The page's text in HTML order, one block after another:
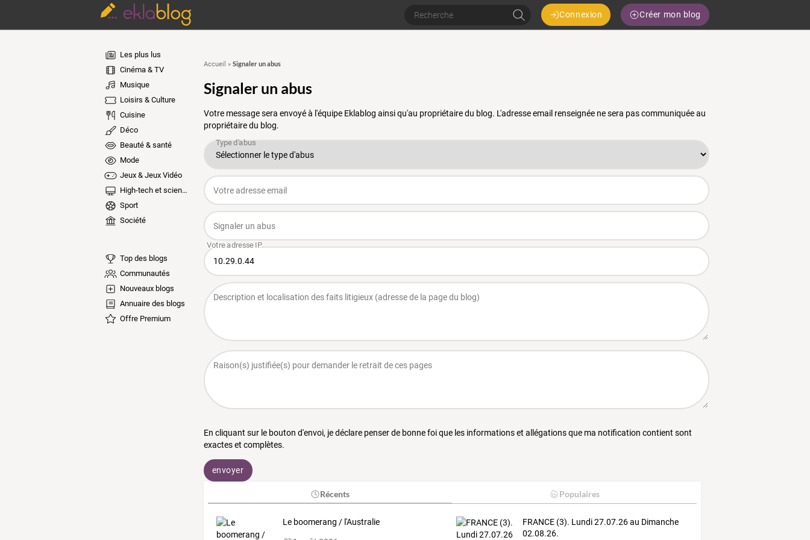
Connexion Créer mon blog
Les plus lus
Cinéma & TV
Musique
Loisirs & Culture
Cuisine
Déco
Beauté & santé
Mode
Jeux & Jeux Vidéo
High-tech et sciences
Sport
Société
Top des blogs
Communautés
Nouveaux blogs
Annuaire des blogs
Offre Premium
Accueil » Signaler un abus
Signaler un abus
Votre message sera envoyé à l'équipe Eklablog ainsi qu'au propriétaire du blog. L'adresse email renseignée ne sera pas communiquée au
propriétaire du blog.
En cliquant sur le bouton d'envoi, je déclare penser de bonne foi que les informations et allégations que ma notification contient sont
exactes et complètes.
envoyer
Récents Populaires
Le boomerang / l'Australie
FRANCE (3). Lundi 27.07.26 au Dimanche
02.08.26.